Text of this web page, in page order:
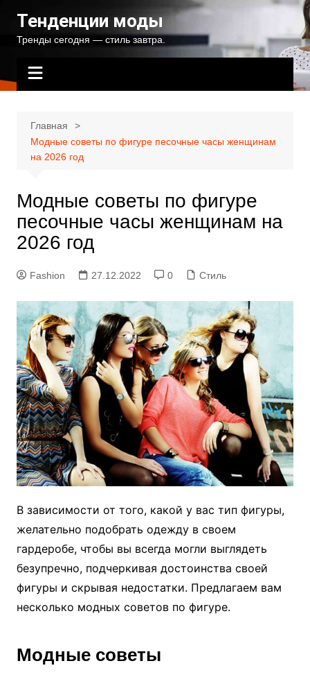
содержимому
Тенденции моды
Тренды сегодня — стиль завтра.
Главная
Модные советы по фигуре песочные часы женщинам
на 2026 год
Модные советы по фигуре
песочные часы женщинам на
2026 год
Fashion 27.12.2022 0 Стиль
В зависимости от того, какой у вас тип фигуры,
желательно подобрать одежду в своем
гардеробе, чтобы вы всегда могли выглядеть
безупречно, подчеркивая достоинства своей
фигуры и скрывая недостатки. Предлагаем вам
несколько модных советов по фигуре.
Модные советы